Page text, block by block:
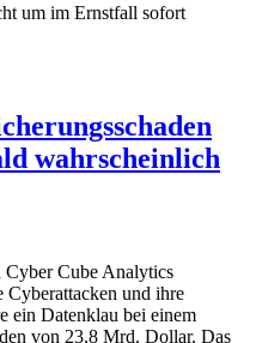
um im Ernstfall sofort
wahrscheinlich
Cyber Cube Analytics
Cyberattacken und ihre
ein Datenklau bei einem
von 23,8 Mrd. Dollar. Das